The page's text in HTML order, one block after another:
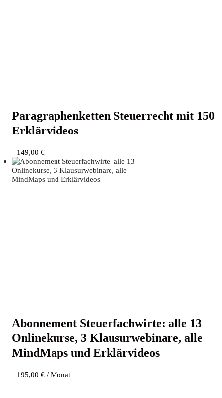
Para­gra­phen­ket­ten Steu­er­recht mit 150
Erklärvideos
149,00 €
Abon­ne­ment Steu­er­fach­wir­te: alle 13
Online­kur­se, 3 Klau­sur­web­i­na­re, alle
Mind­Maps und Erklärvideos
195,00 € / Monat